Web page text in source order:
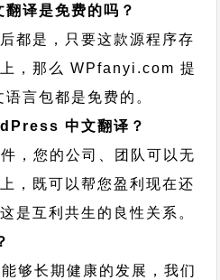
译是免费的吗？
都是，只要这款源程序存
，那么 WPfanyi.com 提
言包都是免费的。
中文翻译？
，您的公司、团队可以无
，既可以帮您盈利现在还
是互利共生的良性关系。
够长期健康的发展，我们